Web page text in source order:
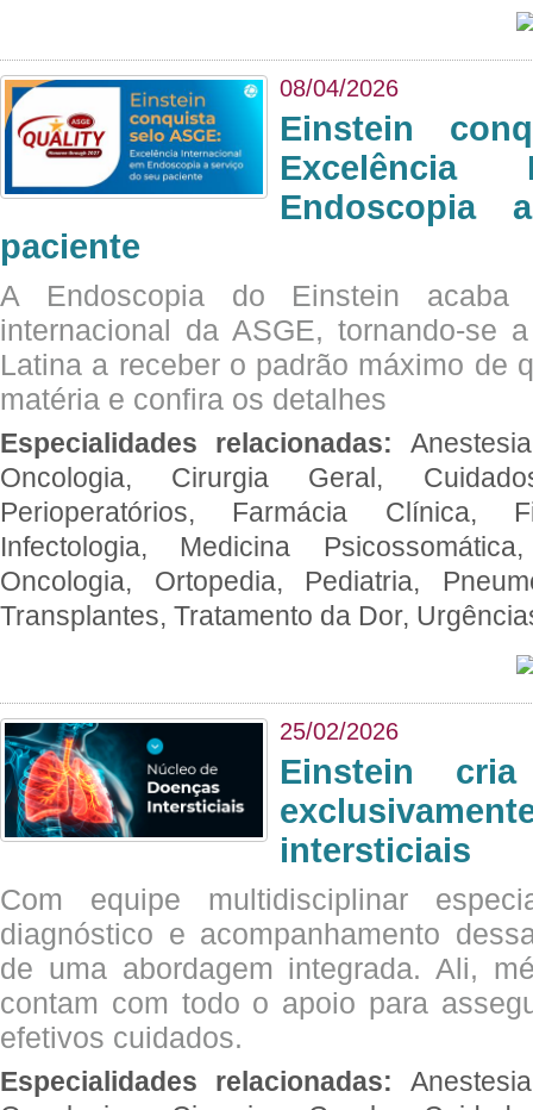
08/04/2026
Einstein
Excelência
Endoscopia
paciente
A Endoscopia do Einstein
internacional da ASGE, tornando-se
Latina a receber o padrão máximo de
matéria e confira os detalhes
Especialidades relacionadas:
Oncologia, Cirurgia Geral,
Perioperatórios, Farmácia Clínica,
Infectologia, Medicina
Oncologia, Ortopedia, Pediatria,
Transplantes, Tratamento da Dor,
25/02/2026
Einstein
intersticiais
Com equipe multidisciplinar
diagnóstico e acompanhamento
de uma abordagem integrada. Ali,
contam com todo o apoio para
efetivos cuidados.
Especialidades relacionadas: